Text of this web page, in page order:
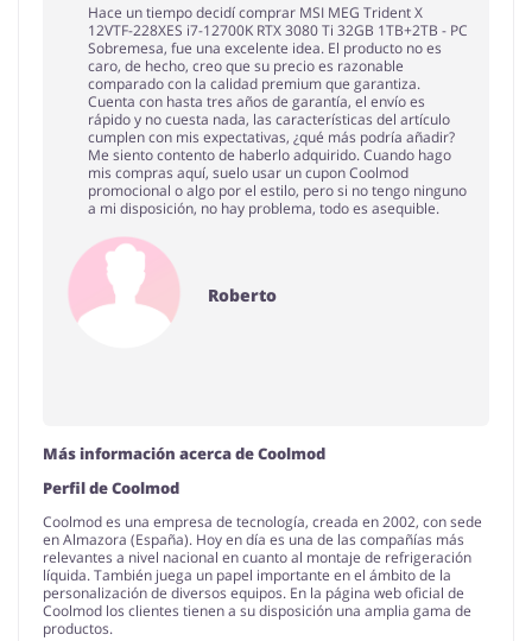
Hace un tiempo decidí comprar MSI MEG Trident X
12VTF-228XES i7-12700K RTX 3080 Ti 32GB 1TB+2TB - PC
Sobremesa, fue una excelente idea. El producto no es
caro, de hecho, creo que su precio es razonable
comparado con la calidad premium que garantiza.
Cuenta con hasta tres años de garantía, el envío es
rápido y no cuesta nada, las características del artículo
cumplen con mis expectativas, ¿qué más podría añadir?
Me siento contento de haberlo adquirido. Cuando hago
mis compras aquí, suelo usar un cupon Coolmod
promocional o algo por el estilo, pero si no tengo ninguno
a mi disposición, no hay problema, todo es asequible.
Roberto
Más información acerca de Coolmod
Perfil de Coolmod
Coolmod es una empresa de tecnología, creada en 2002, con sede
en Almazora (España). Hoy en día es una de las compañías más
relevantes a nivel nacional en cuanto al montaje de refrigeración
líquida. También juega un papel importante en el ámbito de la
personalización de diversos equipos. En la página web oficial de
Coolmod los clientes tienen a su disposición una amplia gama de
productos.